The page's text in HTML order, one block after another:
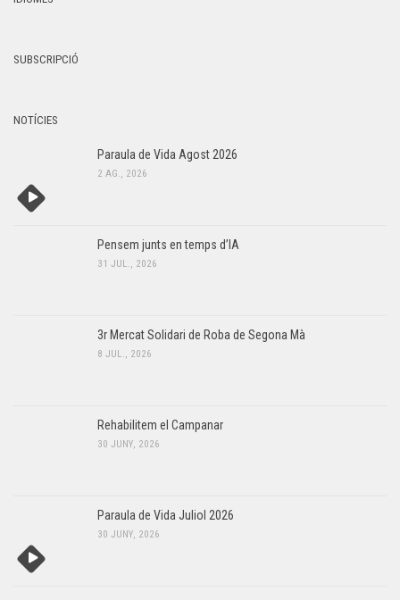
SUBSCRIPCIÓ
NOTÍCIES
Paraula de Vida Agost 2026
2 AG., 2026
Pensem junts en temps d’IA
31 JUL., 2026
3r Mercat Solidari de Roba de Segona Mà
8 JUL., 2026
Rehabilitem el Campanar
30 JUNY, 2026
Paraula de Vida Juliol 2026
30 JUNY, 2026